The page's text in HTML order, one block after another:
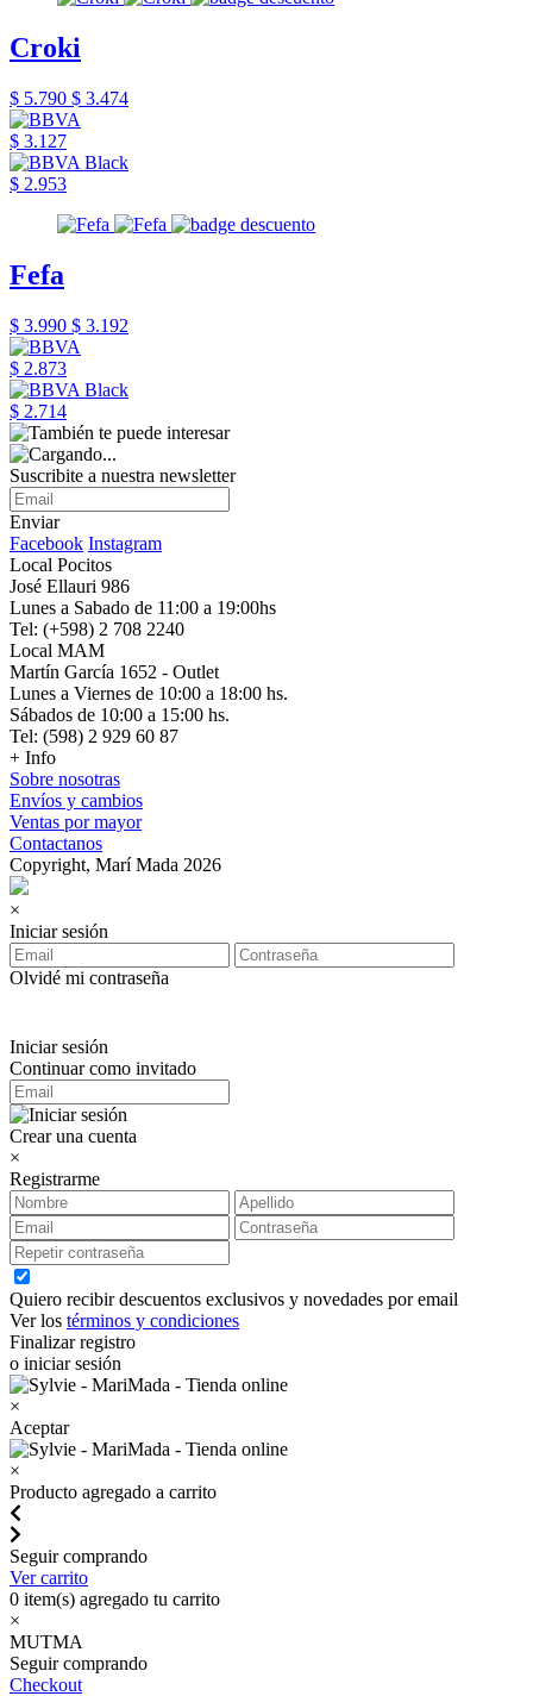
Croki
$ 5.790 $ 3.474
$ 3.127
$ 2.953
Fefa
$ 3.990 $ 3.192
$ 2.873
$ 2.714
Suscribite a nuestra newsletter
Enviar
Facebook Instagram
Local Pocitos
José Ellauri 986
Lunes a Sabado de 11:00 a 19:00hs
Tel: (+598) 2 708 2240
Local MAM
Martín García 1652 - Outlet
Lunes a Viernes de 10:00 a 18:00 hs.
Sábados de 10:00 a 15:00 hs.
Tel: (598) 2 929 60 87
+ Info
Sobre nosotras
Envíos y cambios
Ventas por mayor
Contactanos
Copyright, Marí Mada 2026
×
Iniciar sesión
Olvidé mi contraseña
Iniciar sesión
Continuar como invitado
Crear una cuenta
×
Registrarme
Quiero recibir descuentos exclusivos y novedades por email
Ver los términos y condiciones
Finalizar registro
o iniciar sesión
×
Aceptar
×
Producto agregado a carrito
Seguir comprando
Ver carrito
0 item(s) agregado tu carrito
×
MUTMA
Seguir comprando
Checkout